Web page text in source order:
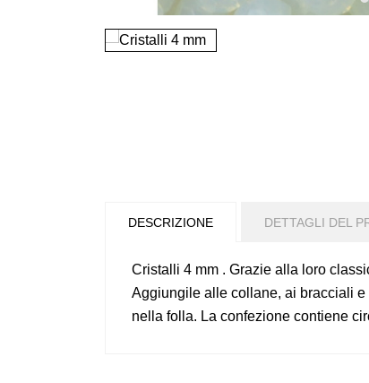
DESCRIZIONE DETTAGLI DEL
Cristalli 4 mm . Grazie alla loro
Aggiungile alle collane, ai bracciali
nella folla. La confezione contiene